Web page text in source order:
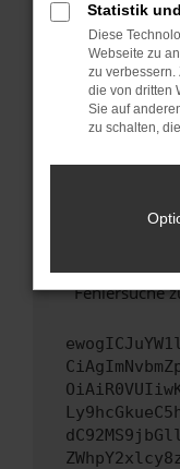
sind.
Veraltete
führen,
unterstützt
Wende dich
Wenn du
hast,
versuchen,
uns diesen
Fehlersuche
Statistik
Diese
Webseite zu
zu verbessern.
die von dritten
Sie auf
zu schalten,